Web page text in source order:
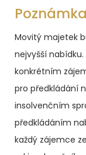
Poznámka
Movitý majetek
nejvyšší
konkrétním
pro předkládání
insolvenčním
předkládáním
každý zájemce